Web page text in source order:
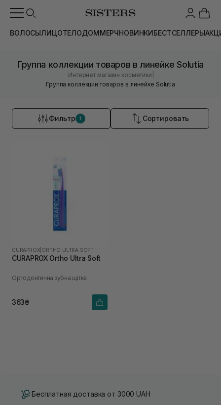
ВОЛОСЫЛИЦОТЕЛОДОММЕРЧНОВИНКИБЕСТСЕЛЛЕРЫ
Группа коллекции товаров в линейке Solutia
Интернет магазин косметики
Группа коллекции товаров в линейке Solutia
Фильтр 1 Сортировать
CURAPROX ORTHO ULTRA SOFT
CURAPROX Ortho Ultra Soft
Ортодонтична зубна щітка
363₴
Бесплатная доставка от 3000 UAH